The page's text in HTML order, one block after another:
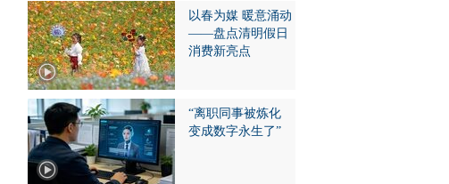
以春为媒 暖意涌动
——盘点清明假日
消费新亮点
“离职同事被炼化
变成数字永生了”